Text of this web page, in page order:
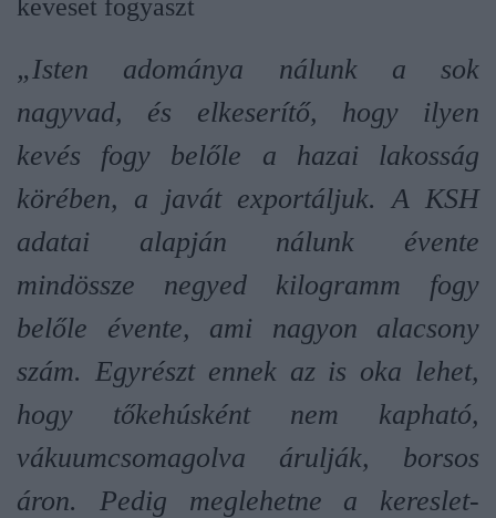
keveset fogyaszt
„Isten adománya nálunk a sok
nagyvad, és elkeserítő, hogy ilyen
kevés fogy belőle a hazai lakosság
körében, a javát exportáljuk. A KSH
adatai alapján nálunk évente
mindössze negyed kilogramm fogy
belőle évente, ami nagyon alacsony
szám. Egyrészt ennek az is oka lehet,
hogy tőkehúsként nem kapható,
vákuumcsomagolva árulják, borsos
áron. Pedig meglehetne a kereslet-